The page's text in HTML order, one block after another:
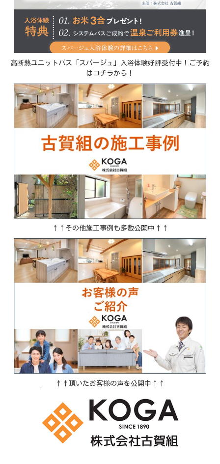
高断熱ユニットバス「スパージュ」入浴体験好評受付中！ご予約
はコチラから！
↑↑その他施工事例も多数公開中↑↑
↑↑頂いたお客様の声を公開中↑↑